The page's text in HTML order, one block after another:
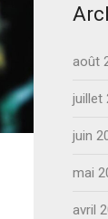
août
juillet
juin
mai
avril